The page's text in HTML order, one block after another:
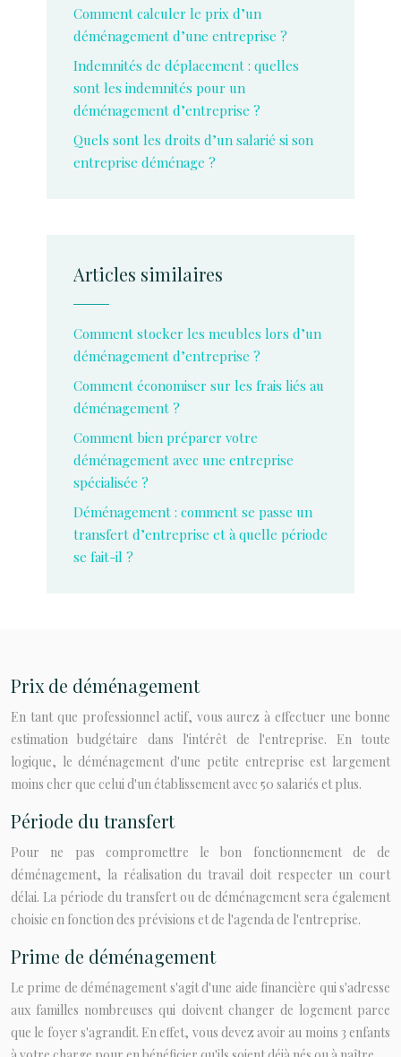
Comment calculer le prix d’un
déménagement d’une entreprise ?
Indemnités de déplacement : quelles
sont les indemnités pour un
déménagement d’entreprise ?
Quels sont les droits d’un salarié si son
entreprise déménage ?
Articles similaires
Comment stocker les meubles lors d’un
déménagement d’entreprise ?
Comment économiser sur les frais liés au
déménagement ?
Comment bien préparer votre
déménagement avec une entreprise
spécialisée ?
Déménagement : comment se passe un
transfert d’entreprise et à quelle période
se fait-il ?
Prix de déménagement
En tant que professionnel actif, vous aurez à effectuer une bonne
estimation budgétaire dans l'intérêt de l'entreprise. En toute
logique, le déménagement d'une petite entreprise est largement
moins cher que celui d'un établissement avec 50 salariés et plus.
Période du transfert
Pour ne pas compromettre le bon fonctionnement de de
déménagement, la réalisation du travail doit respecter un court
délai. La période du transfert ou de déménagement sera également
choisie en fonction des prévisions et de l'agenda de l'entreprise.
Prime de déménagement
Le prime de déménagement s'agit d'une aide financière qui s'adresse
aux familles nombreuses qui doivent changer de logement parce
que le foyer s'agrandit. En effet, vous devez avoir au moins 3 enfants